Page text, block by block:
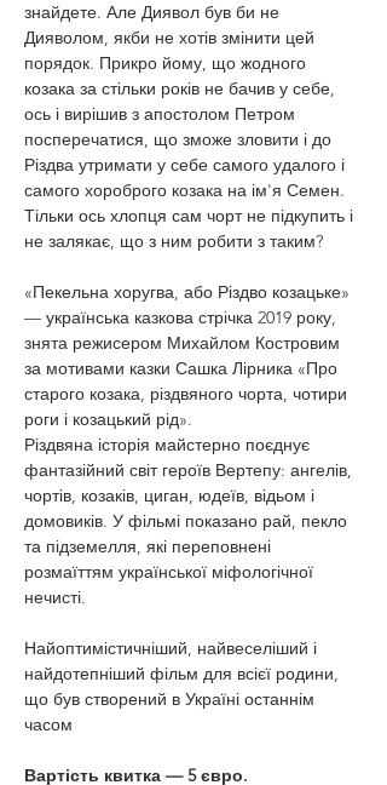
знайдете. Але Диявол був би не
Дияволом, якби не хотів змінити цей
порядок. Прикро йому, що жодного
козака за стільки років не бачив у себе,
ось і вирішив з апостолом Петром
посперечатися, що зможе зловити і до
Різдва утримати у себе самого удалого і
самого хороброго козака на ім'я Семен.
Тільки ось хлопця сам чорт не підкупить і
не залякає, що з ним робити з таким?
«Пекельна хоругва, або Різдво козацьке»
— українська казкова стрічка 2019 року,
знята режисером Михайлом Костровим
за мотивами казки Сашка Лірника «Про
старого козака, різдвяного чорта, чотири
роги і козацький рід».
Різдвяна історія майстерно поєднує
фантазійний світ героїв Вертепу: ангелів,
чортів, козаків, циган, юдеїв, відьом і
домовиків. У фільмі показано рай, пекло
та підземелля, які переповнені
розмаїттям української міфологічної
нечисті.
Найоптимістичніший, найвеселіший і
найдотепніший фільм для всієї родини,
що був створений в Україні останнім
часом
Вартість квитка — 5 євро.